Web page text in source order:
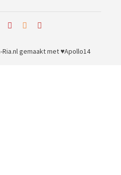
gemaakt met ♥Apollo14